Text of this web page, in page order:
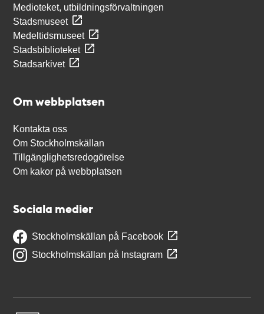
Medioteket, utbildningsförvaltningen
Stadsmuseet
Medeltidsmuseet
Stadsbiblioteket
Stadsarkivet
Om webbplatsen
Kontakta oss
Om Stockholmskällan
Tillgänglighetsredogörelse
Om kakor på webbplatsen
Sociala medier
Stockholmskällan på Facebook
Stockholmskällan på Instagram